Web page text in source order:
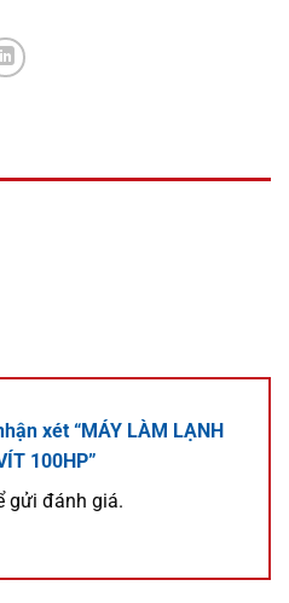
xét “MÁY LÀM LẠNH
100HP”
gửi đánh giá.